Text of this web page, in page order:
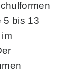
5 bis 13